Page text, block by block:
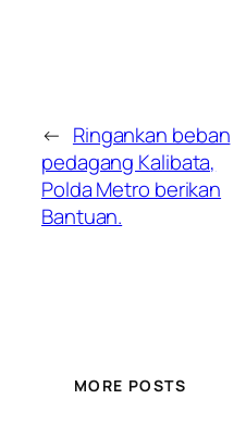
← Ringankan beban
pedagang Kalibata,
Polda Metro berikan
Bantuan.
MORE POSTS